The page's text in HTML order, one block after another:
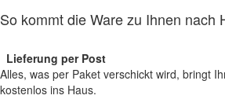
So kommt die Ware zu Ihnen nach
Lieferung per Post
Alles, was per Paket verschickt wird, bringt
kostenlos ins Haus.